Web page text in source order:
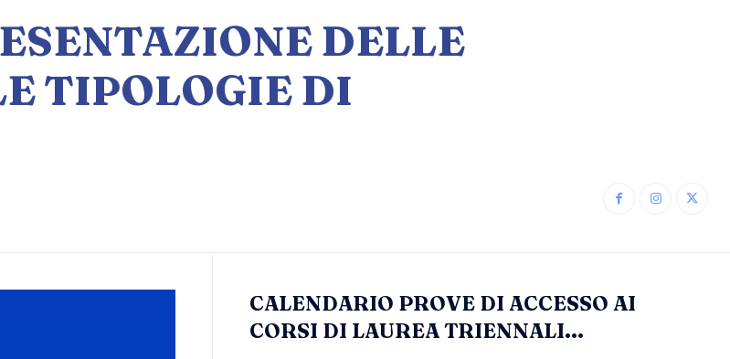
DELLE
TIPOLOGIE DI
CALENDARIO PROVE DI ACCESSO AI
CORSI DI LAUREA TRIENNALI...